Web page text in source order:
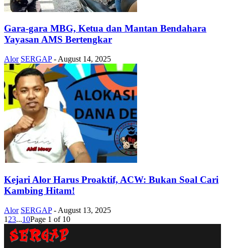
Gara-gara MBG, Ketua dan Mantan Bendahara
Yayasan AMS Bertengkar
Alor SERGAP - August 14, 2025
Kejari Alor Harus Proaktif, ACW: Bukan Soal Cari
Kambing Hitam!
Alor SERGAP - August 13, 2025
1 23...10Page 1 of 10